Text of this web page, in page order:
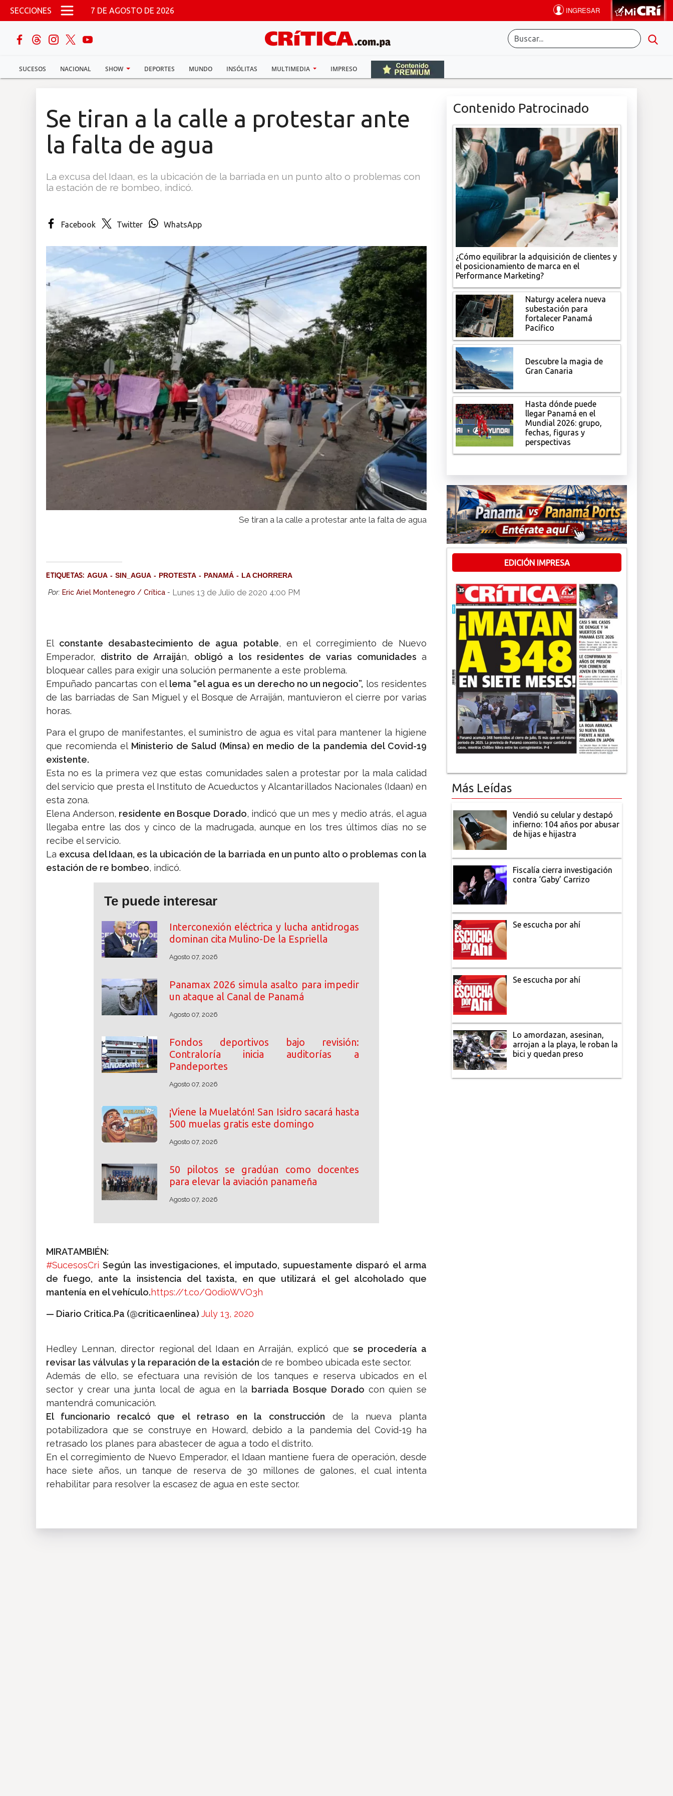
Pasar al contenido principal
SECCIONES 7 DE AGOSTO DE 2026
SUCESOS NACIONAL SHOW DEPORTES MUNDO INSÓLITAS MULTIMEDIA IMPRESO
buscar
Sucesos
Se tiran a la calle a protestar ante
la falta de agua
La excusa del Idaan, es la ubicación de la barriada en un punto alto o problemas con
la estación de re bombeo, indicó.
Facebook Twitter WhatsApp
Se tiran a la calle a protestar ante la falta de agua
ETIQUETAS: AGUA SIN_AGUA PROTESTA PANAMÁ LA CHORRERA
Por: Eric Ariel Montenegro / Crítica - Lunes 13 de Julio de 2020 4:00 PM
El constante desabastecimiento de agua potable, en el corregimiento de Nuevo
Emperador, distrito de Arraiján, obligó a los residentes de varias comunidadesa
bloquear calles para exigir una solución permanente a este problema.
Empuñado pancartas con ellema “el agua es un derecho no un negocio”, los residentes
de las barriadas de San Miguel y el Bosque de Arraiján, mantuvieron el cierre por varias
horas.
Para el grupo de manifestantes, el suministro de agua es vital para mantener la higiene
que recomienda elMinisterio de Salud (Minsa) en medio de la pandemia del Covid-19
existente.
Esta no es la primera vez que estas comunidades salen a protestar por la mala calidad
del servicio que presta el Instituto de Acueductos y Alcantarillados Nacionales (Idaan) en
esta zona.
Elena Anderson, residente en Bosque Dorado, indicó que un mes y medio atrás, el agua
llegaba entre las dos y cinco de la madrugada, aunque en los tres últimos días no se
recibe el servicio.
La excusa del Idaan, es la ubicación de la barriada en un punto alto o problemas con la
estación de re bombeo, indicó.
Te puede interesar
Interconexión eléctrica y lucha antidrogas
dominan cita Mulino-De la Espriella
Agosto 07, 2026
Panamax 2026 simula asalto para impedir
un ataque al Canal de Panamá
Agosto 07, 2026
Fondos deportivos bajo revisión:
Contraloría inicia auditorías a
Pandeportes
Agosto 07, 2026
¡Viene la Muelatón! San Isidro sacará hasta
500 muelas gratis este domingo
Agosto 07, 2026
50 pilotos se gradúan como docentes
para elevar la aviación panameña
Agosto 07, 2026
MIRATAMBIÉN:
#SucesosCri Según las investigaciones, el imputado, supuestamente disparó el arma
de fuego, ante la insistencia del taxista, en que utilizará el gel alcoholado que
mantenía en el vehículo.https://t.co/Q0dioWVO3h
— Diario Critica.Pa (@criticaenlinea) July 13, 2020
Hedley Lennan, director regional del Idaan en Arraiján, explicó quese procedería a
revisar las válvulas y la reparación de la estación de re bombeo ubicada este sector.
Además de ello, se efectuara una revisión de los tanques e reserva ubicados en el
sector y crear una junta local de agua en la barriada Bosque Dorado con quien se
mantendrá comunicación.
El funcionario recalcó que el retraso en la construcción de la nueva planta
potabilizadora que se construye en Howard, debido a la pandemia del Covid-19 ha
retrasado los planes para abastecer de agua a todo el distrito.
En el corregimiento de Nuevo Emperador, el Idaan mantiene fuera de operación, desde
hace siete años, un tanque de reserva de 30 millones de galones, el cual intenta
rehabilitar para resolver la escasez de agua en este sector.
Contenido Patrocinado
¿Cómo equilibrar la adquisición de clientes y
el posicionamiento de marca en el
Performance Marketing?
Naturgy acelera nueva
subestación para
fortalecer Panamá
Pacífico
Descubre la magia de
Gran Canaria
Hasta dónde puede
llegar Panamá en el
Mundial 2026: grupo,
fechas, figuras y
perspectivas
EDICIÓN IMPRESA
Más Leídas
Vendió su celular y destapó
infierno: 104 años por abusar
de hijas e hijastra
Fiscalía cierra investigación
contra ‘Gaby’ Carrizo
Se escucha por ahí
Se escucha por ahí
Lo amordazan, asesinan,
arrojan a la playa, le roban la
bici y quedan preso